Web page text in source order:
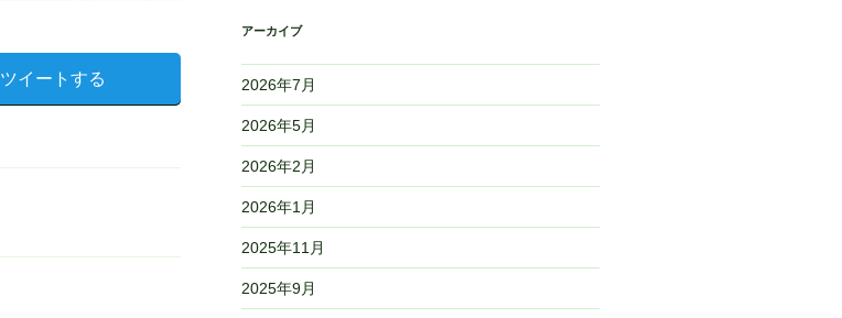
ツイートする
アーカイブ
2026年7月
2026年5月
2026年2月
2026年1月
2025年11月
2025年9月